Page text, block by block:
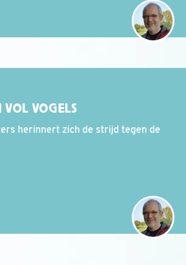
VOGELS
herinnert zich de strijd tegen de